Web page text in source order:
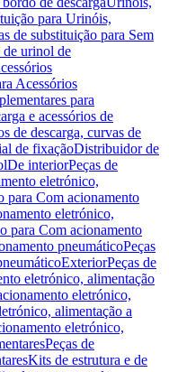
para Urinóis,
de substituição para Sem
de urinol de
Acessórios
para
e acessórios de
de descarga, curvas de
de fixaçãoDistribuidor de
De interiorPeças de
eletrónico,
para Com acionamento
eletrónico,
para Com acionamento
pneumáticoPeças
ExteriorPeças de
eletrónico, alimentação
eletrónico,
alimentação a
eletrónico,
Peças de
Kits de estrutura e de